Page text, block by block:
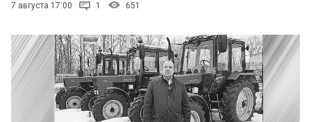
7 августа 17:00 1 651